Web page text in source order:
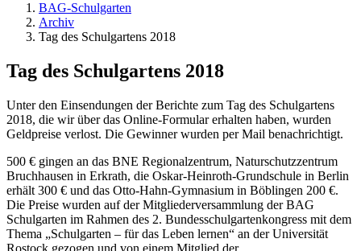
BAG-Schulgarten
Archiv
Tag des Schulgartens 2018
Tag des Schulgartens 2018
Unter den Einsendungen der Berichte zum Tag des Schulgartens
2018, die wir über das Online-Formular erhalten haben, wurden
Geldpreise verlost. Die Gewinner wurden per Mail benachrichtigt.
500 € gingen an das BNE Regionalzentrum, Naturschutzzentrum
Bruchhausen in Erkrath, die Oskar-Heinroth-Grundschule in Berlin
erhält 300 € und das Otto-Hahn-Gymnasium in Böblingen 200 €.
Die Preise wurden auf der Mitgliederversammlung der BAG
Schulgarten im Rahmen des 2. Bundesschulgartenkongress mit dem
Thema „Schulgarten – für das Leben lernen“ an der Universität
Rostock gezogen und von einem Mitglied der